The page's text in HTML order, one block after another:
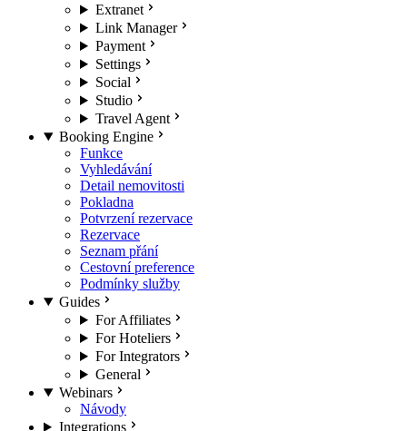
Extranet
Link Manager
Payment
Settings
Social
Studio
Travel Agent
Booking Engine
Funkce
Vyhledávání
Detail nemovitosti
Pokladna
Potvrzení rezervace
Rezervace
Seznam přání
Cestovní preference
Podmínky služby
Guides
For Affiliates
For Hoteliers
For Integrators
General
Webinars
Návody
Integrations